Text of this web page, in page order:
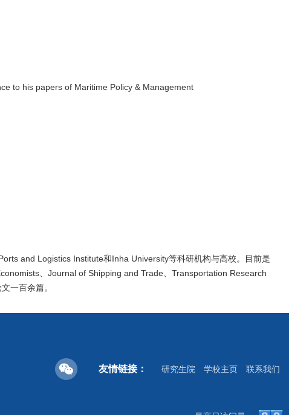
to his papers of Maritime Policy & Management
and Logistics Institute和Inha University等科研机构与高校。目前是
、Journal of Shipping and Trade、Transportation Research
一百余篇。
友情链接： 研究生院 学校主页 联系我们